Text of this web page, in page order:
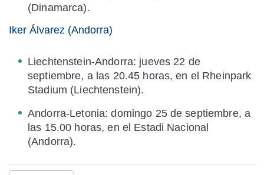
(Dinamarca).
Iker Álvarez (Andorra)
Liechtenstein-Andorra: jueves 22 de
septiembre, a las 20.45 horas, en el Rheinpark
Stadium (Liechtenstein).
Andorra-Letonia: domingo 25 de septiembre, a
las 15.00 horas, en el Estadi Nacional
(Andorra).